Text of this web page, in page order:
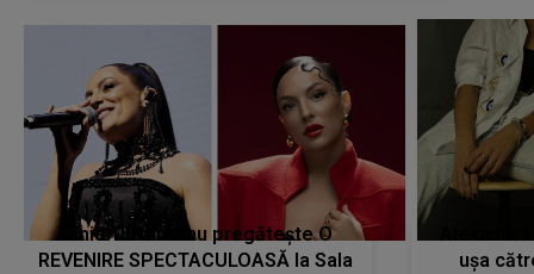
Tania Turtureanu pregătește O
REVENIRE SPECTACULOASĂ la Sala
ușa